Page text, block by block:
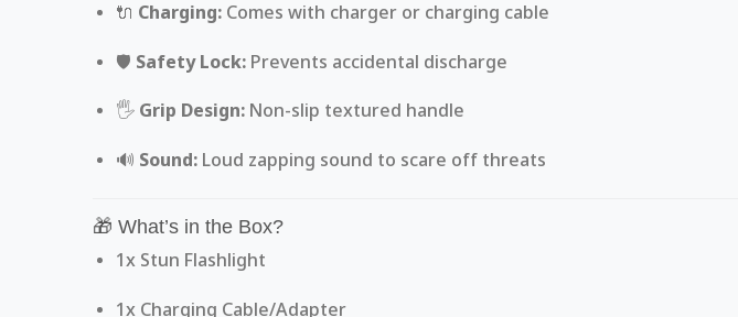
🔌 Charging:Comes with charger or charging cable
🛡️ Safety Lock:Prevents accidental discharge
🖐️ Grip Design:Non-slip textured handle
🔊 Sound:Loud zapping sound to scare off threats
🎁 What’s in the Box?
1x Stun Flashlight
1x Charging Cable/Adapter